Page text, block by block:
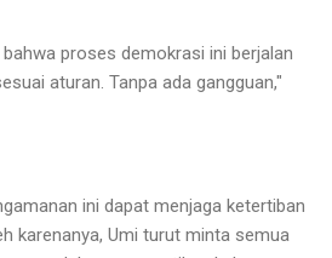
proses demokrasi ini berjalan
aturan. Tanpa ada gangguan,"
ini dapat menjaga ketertiban
karenanya, Umi turut minta semua